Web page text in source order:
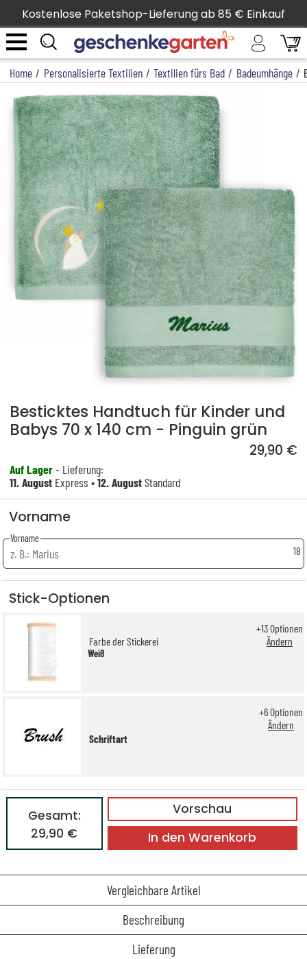
Kostenlose Paketshop-Lieferung ab 85 € Einkauf
Home / Personalisierte Textilien / Textilien fürs Bad / Badeumhänge /
Besticktes Handtuch für Kinder und
Babys 70 x 140 cm - Pinguin grün
29,90 €
Auf Lager- Lieferung:
11. August Express •12. AugustStandard
Vorname
Vorname
18
Stick-Optionen
Farbe der Stickerei
Weiß
+13Optionen
Ändern
Schriftart
+6Optionen
Ändern
Vorschau
Gesamt:
29,90 €
In den Warenkorb
Vergleichbare Artikel
Beschreibung
Lieferung